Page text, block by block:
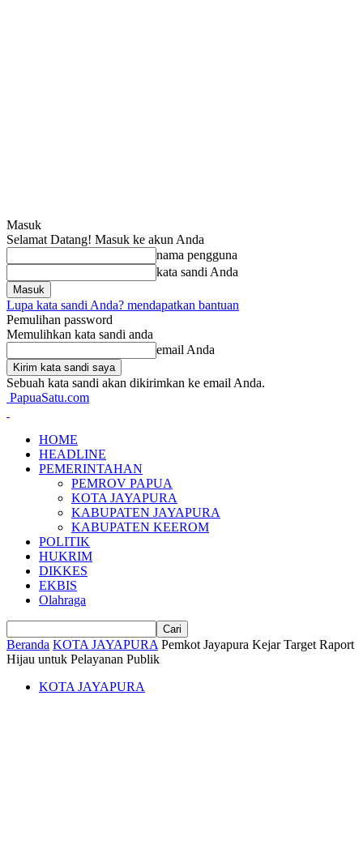
Masuk
Selamat Datang! Masuk ke akun Anda
nama pengguna
kata sandi Anda
Lupa kata sandi Anda? mendapatkan bantuan
Pemulihan password
Memulihkan kata sandi anda
email Anda
Sebuah kata sandi akan dikirimkan ke email Anda.
PapuaSatu.com
HOME
HEADLINE
PEMERINTAHAN
PEMROV PAPUA
KOTA JAYAPURA
KABUPATEN JAYAPURA
KABUPATEN KEEROM
POLITIK
HUKRIM
DIKKES
EKBIS
Olahraga
Beranda KOTA JAYAPURA Pemkot Jayapura Kejar Target Raport
Hijau untuk Pelayanan Publik
KOTA JAYAPURA